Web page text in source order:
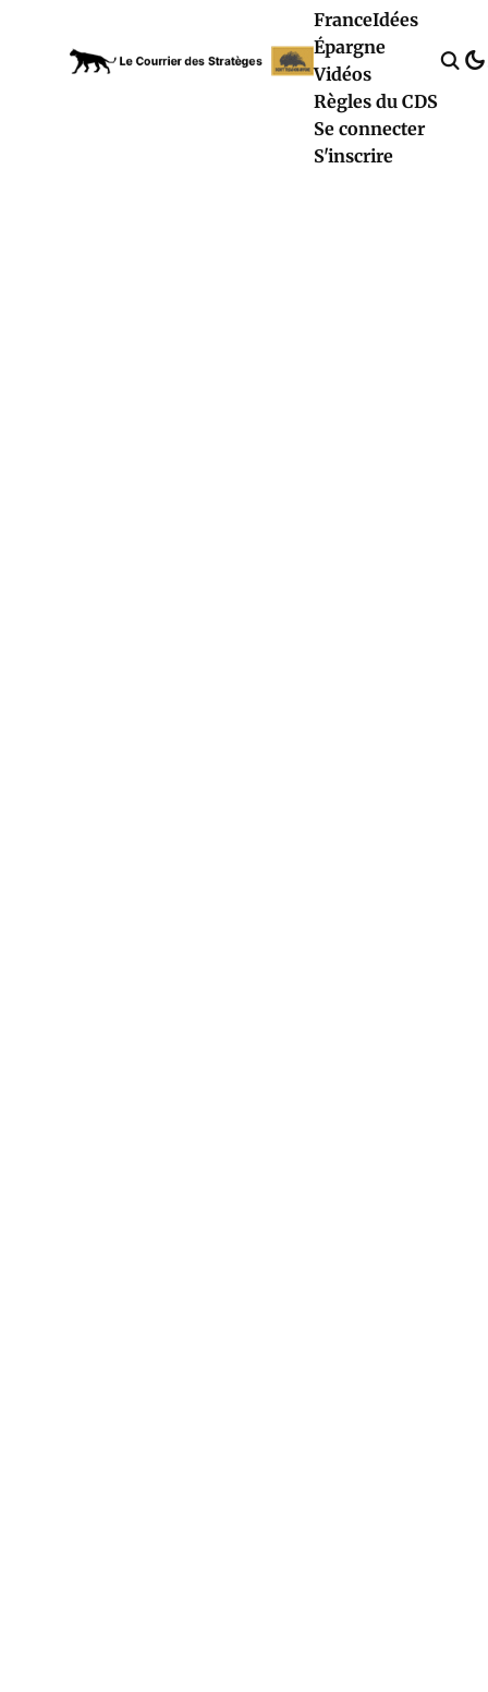
FranceIdées
Épargne
Vidéos
Règles du CDS
Se connecter
S'inscrire